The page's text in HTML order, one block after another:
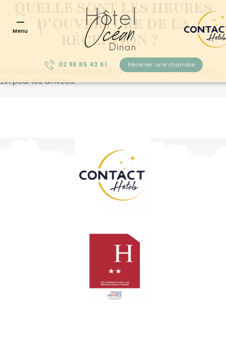
Menu
02 96 85 43 61 Réserver une chambre
QUELLE SONT LES HEURES
D’OUVERTURE DE LA
RÉCEPTION ?
La réception est ouverte de 8h à 12h30 le matin, et de 17h à
21h pour les arrivées.